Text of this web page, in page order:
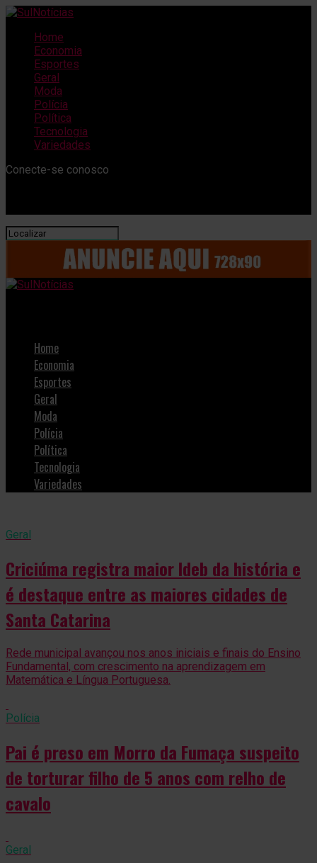
Home
Economia
Esportes
Geral
Moda
Polícia
Política
Tecnologia
Variedades
Conecte-se conosco
Home
Economia
Esportes
Geral
Moda
Polícia
Política
Tecnologia
Variedades
Geral
Criciúma registra maior Ideb da história e
é destaque entre as maiores cidades de
Santa Catarina
Rede municipal avançou nos anos iniciais e finais do Ensino
Fundamental, com crescimento na aprendizagem em
Matemática e Língua Portuguesa.
Polícia
Pai é preso em Morro da Fumaça suspeito
de torturar filho de 5 anos com relho de
cavalo
Geral